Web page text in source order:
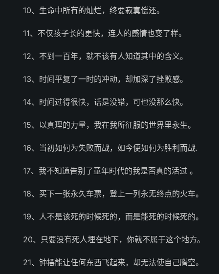
10、生命中所有的灿烂，终要寂寞偿还。
11、不仅孩子长的更快，连人的感情也变了样。
12、不到一百年，就不该有人知道其中的含义。
13、时间平复了一时的冲动，却加深了挫败感。
14、时间过得很快，话是没错，可也没那么快。
15、以真理的力量，我在我所征服的世界里永生。
16、当初如何为失败而战，如今便如何为胜利而战.
17、我不知道告别了童年时代的我是否真的活过 。
18、买下一张永久车票，登上一列永无终点的火车。
19、人不是该死的时候死的，而是能死的时候死的。
20、只要没有死人埋在地下，你就不属于这个地方。
21、钟摆能让任何东西飞起来，却无法使自己腾空。